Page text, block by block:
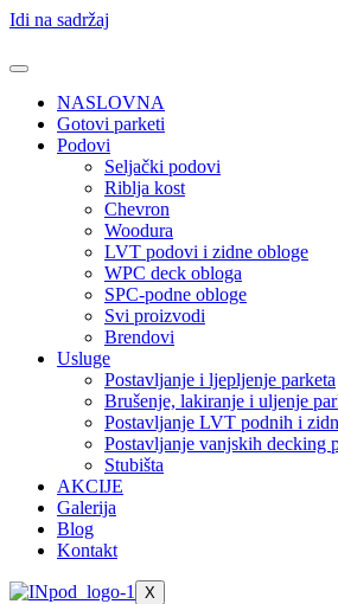
Idi na sadržaj
NASLOVNA
Gotovi parketi
Podovi
Seljački podovi
Riblja kost
Chevron
Woodura
LVT podovi i zidne obloge
WPC deck obloga
SPC-podne obloge
Svi proizvodi
Brendovi
Usluge
Postavljanje i ljepljenje parketa
Brušenje, lakiranje i uljenje
Postavljanje LVT podnih i
Postavljanje vanjskih decking
Stubišta
AKCIJE
Galerija
Blog
Kontakt
X